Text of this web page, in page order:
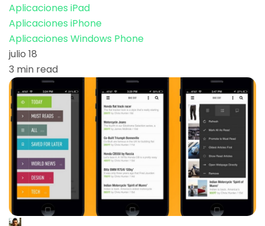
Aplicaciones iPad
Aplicaciones iPhone
Aplicaciones Windows Phone
julio 18
3 min read